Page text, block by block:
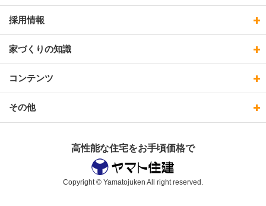
採用情報
家づくりの知識
コンテンツ
その他
高性能な住宅をお手頃価格で
Copyright © Yamatojuken All right reserved.